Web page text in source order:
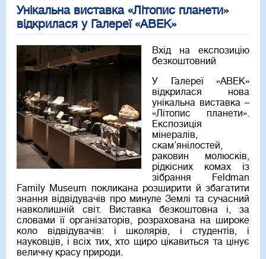
Унікальна виставка «Літопис планети»
відкрилася у Галереї «АВЕК»
Вхід на експозицію
безкоштовний
У Галереї «АВЕК»
відкрилася нова
унікальна виставка –
«Літопис планети».
Експозиція
мінералів,
скам’янілостей,
раковин молюсків,
рідкісних комах із
зібрання Feldman
Family Museum покликана розширити й збагатити
знання відвідувачів про минуле Землі та сучасний
навколишній світ. Виставка безкоштовна і, за
словами її організаторів, розрахована на широке
коло відвідувачів: і школярів, і студентів, і
науковців, і всіх тих, хто щиро цікавиться та цінує
величну красу природи.